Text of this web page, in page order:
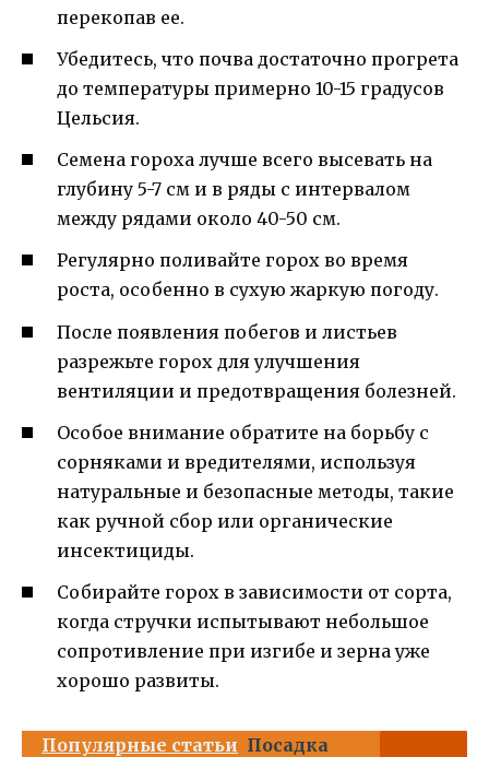
перекопав ее.
Убедитесь, что почва достаточно прогрета
до температуры примерно 10-15 градусов
Цельсия.
Семена гороха лучше всего высевать на
глубину 5-7 см и в ряды с интервалом
между рядами около 40-50 см.
Регулярно поливайте горох во время
роста, особенно в сухую жаркую погоду.
После появления побегов и листьев
разрежьте горох для улучшения
вентиляции и предотвращения болезней.
Особое внимание обратите на борьбу с
сорняками и вредителями, используя
натуральные и безопасные методы, такие
как ручной сбор или органические
инсектициды.
Собирайте горох в зависимости от сорта,
когда стручки испытывают небольшое
сопротивление при изгибе и зерна уже
хорошо развиты.
Популярные статьи Посадка